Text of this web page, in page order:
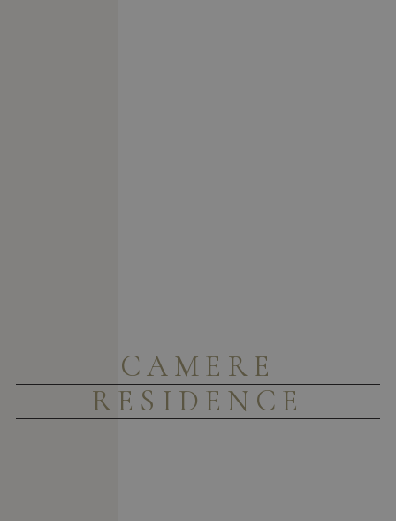
CAMERE
RESIDENCE